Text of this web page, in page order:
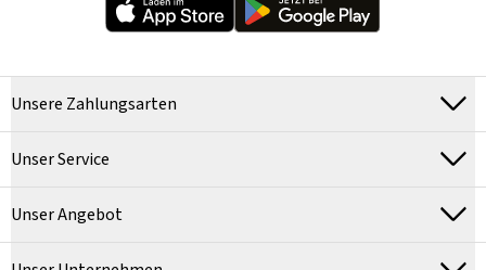
Unsere Zahlungsarten
Unser Service
Unser Angebot